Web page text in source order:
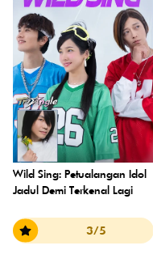
Wild Sing: Petualangan Idol
Jadul Demi Terkenal Lagi
3/5